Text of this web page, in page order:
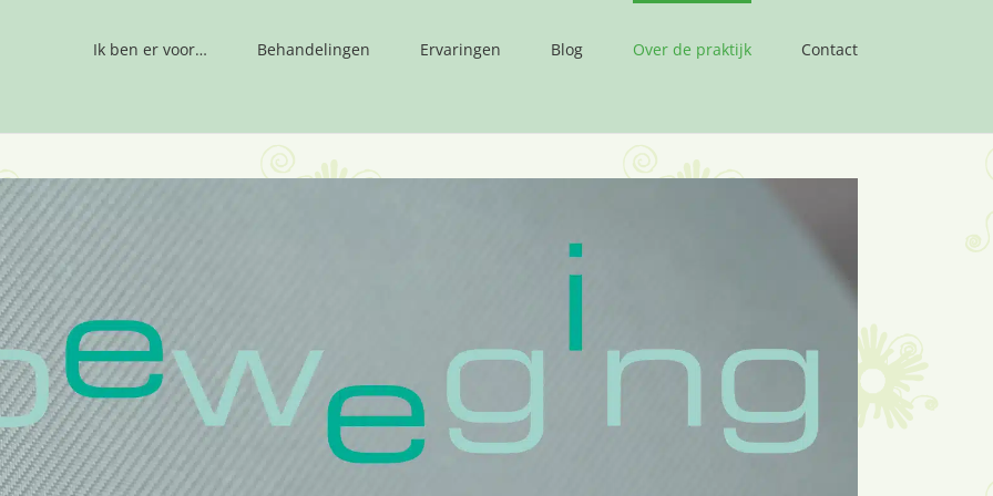
Ik ben er voor… Behandelingen Ervaringen Blog Over de praktijk Contact